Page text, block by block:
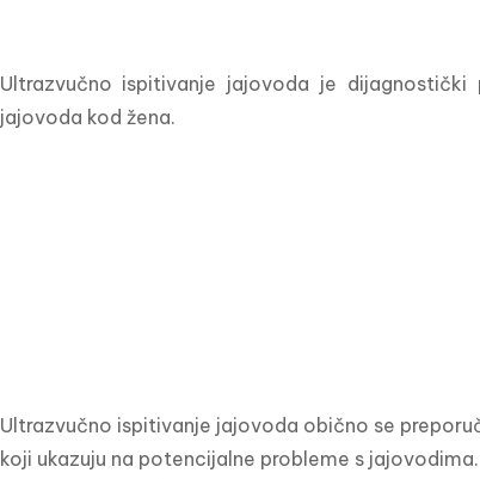
Ultrazvučno ispitivanje jajovoda je
jajovoda kod žena.
Ultrazvučno ispitivanje jajovoda obično se
koji ukazuju na potencijalne probleme s